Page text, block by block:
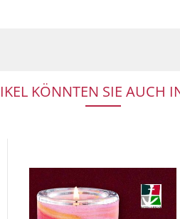
KÖNNTEN SIE AUCH